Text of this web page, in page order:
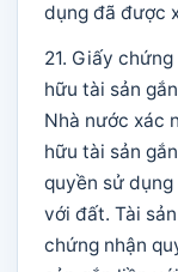
dụng đã được
21. Giấy
hữu tài sản
Nhà nước xác
hữu tài sản
quyền sử
với đất. Tài
chứng nhận